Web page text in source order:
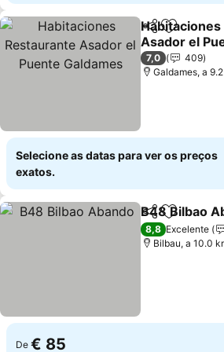
Partilhar
Asador el
Galdames
Ver preços
7,0
409
Galdames, a
Selecione as datas para ver os preços
exatos.
Partilhar
B48 Bilbao
8,8 Excelente
Bilbau, a 10.0
De € 85